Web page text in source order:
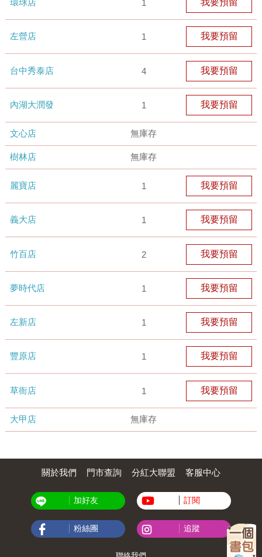
環球店 1 我要預留
左營店 1 我要預留
台中秀泰店 4 我要預留
內湖大潤發 1 我要預留
文心店 無庫存
樹林店 無庫存
麗寶店 1 我要預留
義大店 1 我要預留
竹百店 2 我要預留
夢時代店 1 我要預留
左新店 1 我要預留
豐原店 1 我要預留
草衙店 1 我要預留
大甲店 無庫存
關於我們 門市查詢 分紅大聯盟 客服中心
加好友 訂閱
粉絲團 追蹤